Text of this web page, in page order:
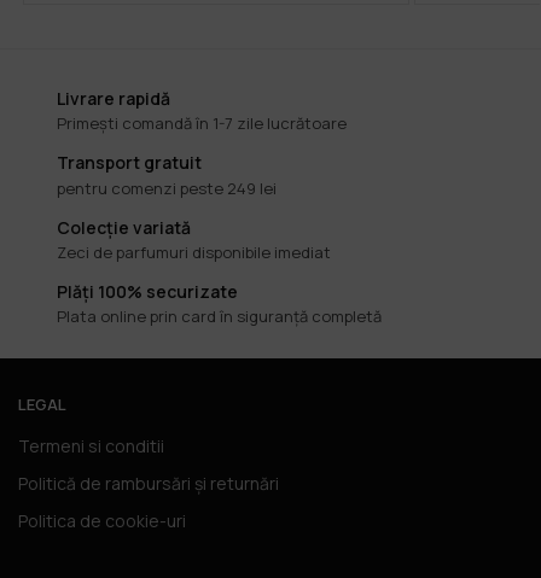
Livrare rapidă
Primești comandă în 1-7 zile lucrătoare
Transport gratuit
pentru comenzi peste 249 lei
Colecție variată
Zeci de parfumuri disponibile imediat
Plăți 100% securizate
Plata online prin card în siguranță completă
LEGAL
Termeni si conditii
Politică de rambursări și returnări
Politica de cookie-uri